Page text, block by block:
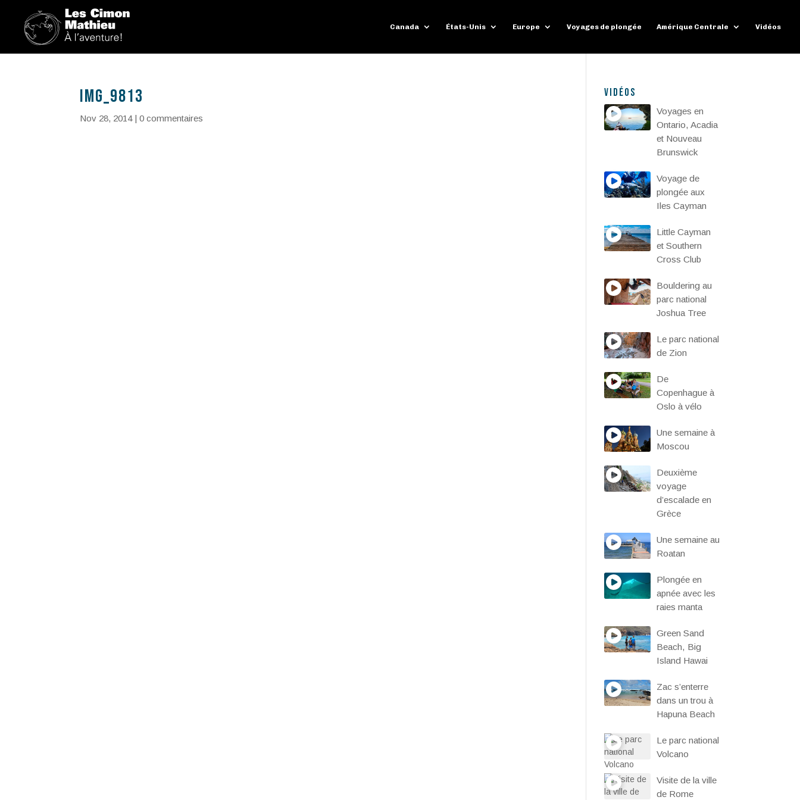
Canada États-Unis Europe Voyages de plongée Amérique Centrale Vidéos
IMG_9813
Nov 28, 2014|0 commentaires
Vidéos
Voyages en
Ontario, Acadia
et Nouveau
Brunswick
Voyage de
plongée aux
Iles Cayman
Little Cayman
et Southern
Cross Club
Bouldering au
parc national
Joshua Tree
Le parc national
de Zion
De
Copenhague à
Oslo à vélo
Une semaine à
Moscou
Deuxième
voyage
d’escalade en
Grèce
Une semaine au
Roatan
Plongée en
apnée avec les
raies manta
Green Sand
Beach, Big
Island Hawai
Zac s’enterre
dans un trou à
Hapuna Beach
Le parc national
Volcano
Visite de la ville
de Rome